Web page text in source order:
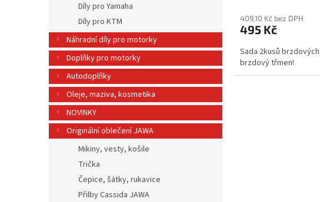
Díly pro Yamaha
Díly pro KTM
Náhradní díly pro motorky
Doplňky pro motorky
Autodoplňky
Oleje, maziva, kosmetika
NOVINKY
Originální oblečení JAWA
Mikiny, vesty, košile
Trička
Čepice, šátky, rukavice
Přilby Cassida JAWA
409,10 Kč bez DPH
495 Kč
Sada 2kusů
brzdový třmen!